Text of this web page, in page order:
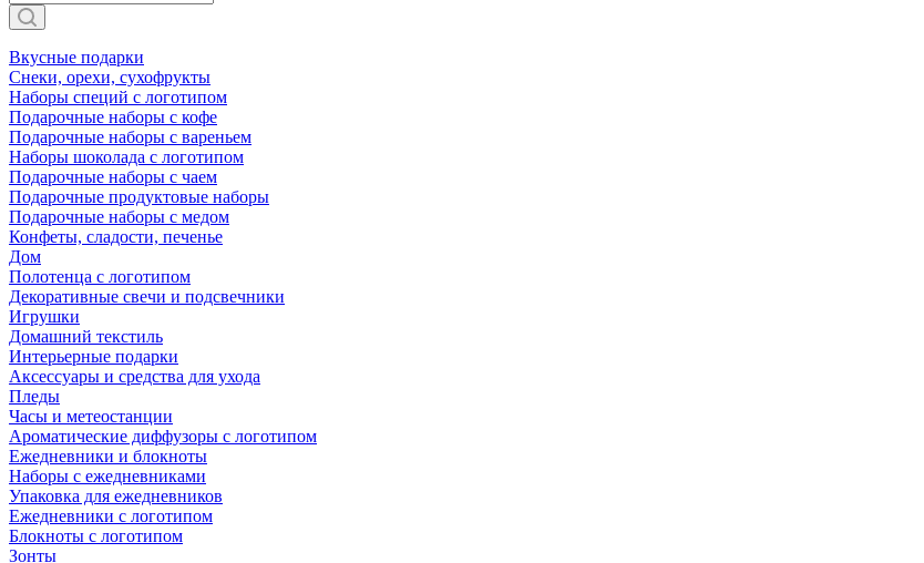
Вкусные подарки
Снеки, орехи, сухофрукты
Наборы специй с логотипом
Подарочные наборы с кофе
Подарочные наборы с вареньем
Наборы шоколада с логотипом
Подарочные наборы с чаем
Подарочные продуктовые наборы
Подарочные наборы с медом
Конфеты, сладости, печенье
Дом
Полотенца с логотипом
Декоративные свечи и подсвечники
Игрушки
Домашний текстиль
Интерьерные подарки
Аксессуары и средства для ухода
Пледы
Часы и метеостанции
Ароматические диффузоры с логотипом
Ежедневники и блокноты
Наборы с ежедневниками
Упаковка для ежедневников
Ежедневники с логотипом
Блокноты с логотипом
Зонты